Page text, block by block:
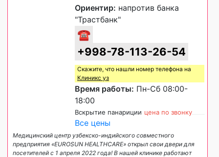
Ориентир: напротив банка
"Трастбанк"
☎
+998-78-113-26-54
Скажите, что нашли номер телефона на
Клиникс уз
Время работы: Пн-Сб 08:00-
18:00
Вскрытие панариции цена по звонку
Все цены
Медицинский центр узбекско-индийского совместного
предприятия «EUROSUN HEALTHCARE» открыл свои двери для
посетителей с 1 апреля 2022 года! В нашей клинике работают